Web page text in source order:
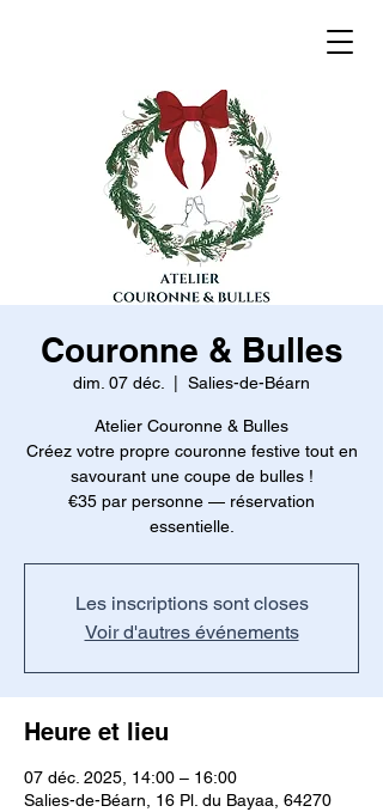
Couronne & Bulles
dim. 07 déc. Salies-de-Béarn
Atelier Couronne & Bulles
Créez votre propre couronne festive tout en
savourant une coupe de bulles !
€35 par personne — réservation
essentielle.
Les inscriptions sont closes
Voir d'autres événements
Heure et lieu
07 déc. 2025, 14:00 – 16:00
Salies-de-Béarn, 16 Pl. du Bayaa, 64270